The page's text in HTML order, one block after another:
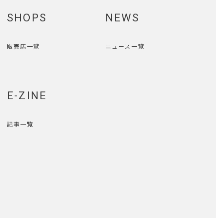
SHOPS
販売店一覧
E-ZINE
記事一覧
NEWS
ニュース一覧